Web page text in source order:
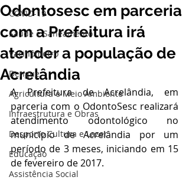
COVID-19
Saúde e Saneamento
Vacinômetro
Dengue
Agricultura e Meio Ambiente
Infraestrutura e Obras
Desporto Cultura e Lazer
Educação
Assistência Social
Odontosesc em parceria
com a Prefeitura irá
atender a população de
Acrelândia
A Prefeitura de Acrelândia, em
parceria com o OdontoSesc realizará
atendimento odontológico no
município de Acrelândia por um
período de 3 meses, iniciando em 15
de fevereiro de 2017.